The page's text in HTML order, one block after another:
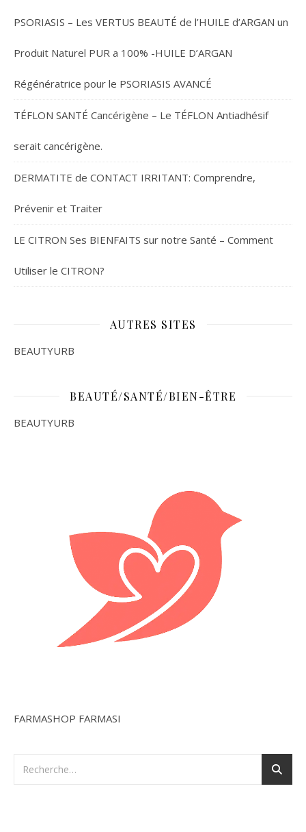
PSORIASIS – Les VERTUS BEAUTÉ de l’HUILE d’ARGAN un
Produit Naturel PUR a 100% -HUILE D’ARGAN
Régénératrice pour le PSORIASIS AVANCÉ
TÉFLON SANTÉ Cancérigène – Le TÉFLON Antiadhésif
serait cancérigène.
DERMATITE de CONTACT IRRITANT: Comprendre,
Prévenir et Traiter
LE CITRON Ses BIENFAITS sur notre Santé – Comment
Utiliser le CITRON?
AUTRES SITES
BEAUTYURB
BEAUTÉ/SANTÉ/BIEN-ÊTRE
BEAUTYURB
FARMASHOP FARMASI